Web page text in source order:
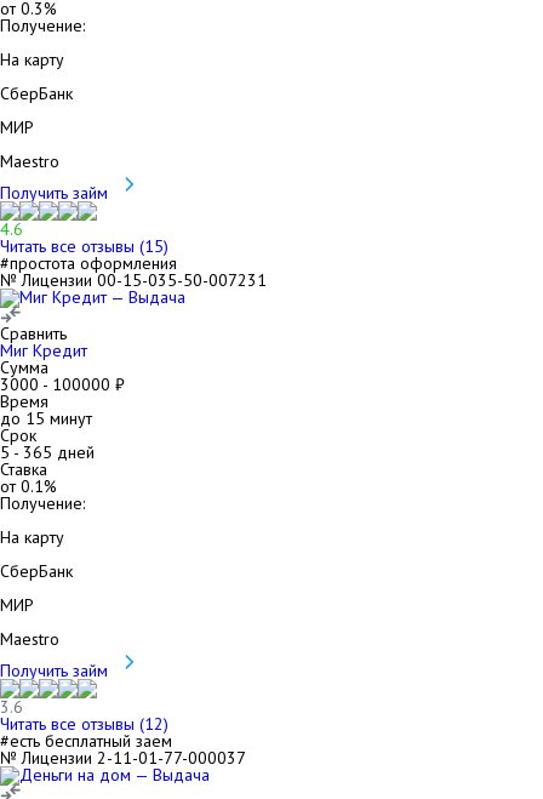
от0.3%
Получение:
На карту
СберБанк
МИР
Maestro
Получить займ
4.6
Читать все отзывы (15)
#простота оформления
№ Лицензии 00-15-035-50-007231
Сравнить
Миг Кредит
Сумма
3000 - 100000 ₽
Время
до 15 минут
Срок
5- 365 дней
Ставка
от0.1%
Получение:
На карту
СберБанк
МИР
Maestro
Получить займ
3.6
Читать все отзывы (12)
#есть бесплатный заем
№ Лицензии 2-11-01-77-000037